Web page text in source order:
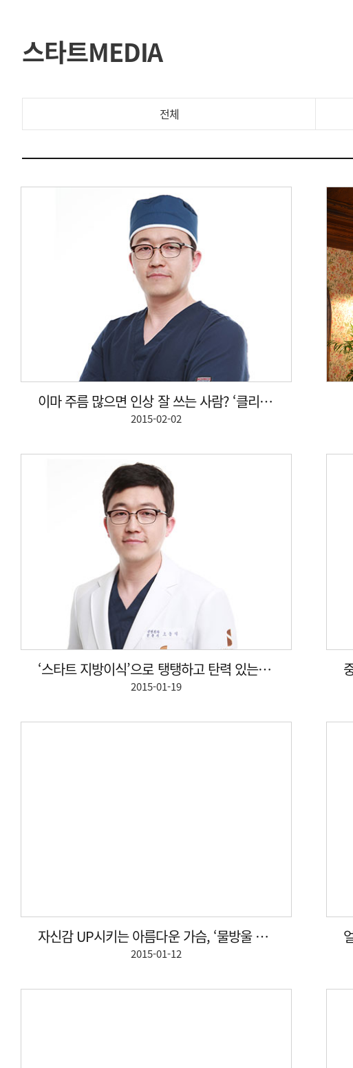
스타트MEDIA
전체
이마 주름 많으면 인상 잘 쓰는 사람? ‘클리어 눈매교정...
2015-02-02
‘스타트 지방이식’으로 탱탱하고 탄력 있는 피부 만들어...
2015-01-19
자신감 UP시키는 아름다운 가슴, ‘물방울 가슴성형’이면...
2015-01-12